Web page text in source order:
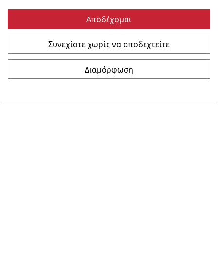
Καρώνης Ηλεκτρικά- All Rights Reserved | Powered
Αποδέχομαι
Συνεχίστε χωρίς να αποδεχτείτε
Διαμόρφωση